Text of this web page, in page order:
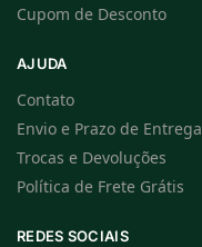
Cupom de Desconto
AJUDA
Contato
Envio e Prazo de Entrega
Trocas e Devoluções
Política de Frete Grátis
REDES SOCIAIS